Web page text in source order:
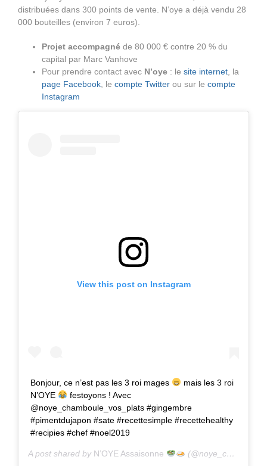
distribuées dans 300 points de vente. N’oye a déjà vendu 28
000 bouteilles (environ 7 euros).
Projet accompagné de 80 000 € contre 20 % du
capital par Marc Vanhove
Pour prendre contact avec N’oye : le site internet, la
page Facebook, le compte Twitter ou sur le compte
Instagram
View this post on Instagram
Bonjour, ce n’est pas les 3 roi mages
mais les 3 roi
N’OYE
festoyons ! Avec
@noye_chamboule_vos_plats #gingembre
#pimentdujapon #sate #recettesimple #recettehealthy
#recipies #chef #noel2019
A post shared by N’OYE Assaisonne (@noye_chamboule_vos_plats) on